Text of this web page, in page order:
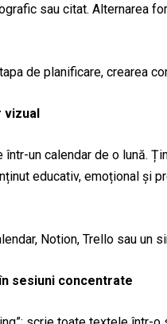
sau citat. Alternarea
de planificare, crearea
vizual
un calendar de o lună.
educativ, emoțional și
Notion, Trello sau un
sesiuni concentrate